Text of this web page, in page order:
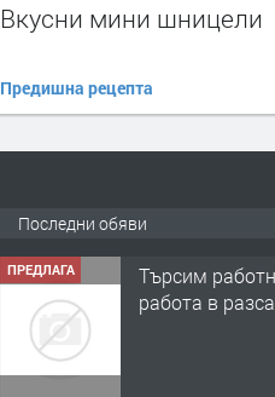
Вкусни мини шницели
Предишна рецепта
Последни обяви
ПРЕДЛАГА